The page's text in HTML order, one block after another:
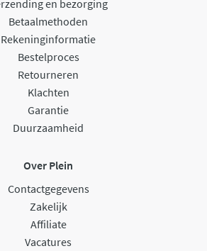
en bezorging
Betaalmethoden
Rekeninginformatie
Bestelproces
Retourneren
Klachten
Garantie
Duurzaamheid
Over Plein
Contactgegevens
Zakelijk
Affiliate
Vacatures